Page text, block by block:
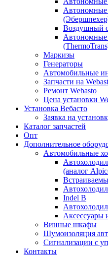
Автономные
Воздушный
Автономные
Маркизы
Генераторы
Автомобильные
Запчасти на
Ремонт Webasto
Цена установки
Установка Вебасто
Заявка на
Каталог запчастей
Опт
Дополнительное
Автомобильные
(аналог
Indel B
Аксессуары
Винные шкафы
Шумоизоляция
Сигнализации с
Контакты